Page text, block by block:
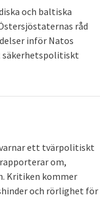
och baltiska
råd
inför Natos
ett tvärpolitiskt
rapporterar om,
Kritiken kommer
och rörlighet för